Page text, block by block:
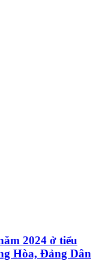
2024 ở tiểu
Hòa, Đảng Dân